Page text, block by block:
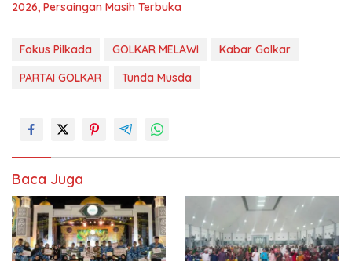
2026, Persaingan Masih Terbuka
Fokus Pilkada GOLKAR MELAWI
Kabar Golkar
PARTAI GOLKAR
Tunda Musda
Baca Juga